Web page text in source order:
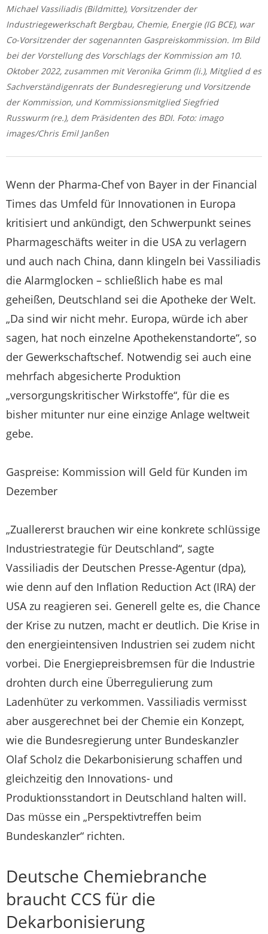
Michael Vassiliadis (Bildmitte), Vorsitzender der
Industriegewerkschaft Bergbau, Chemie, Energie (IG BCE), war
Co-Vorsitzender der sogenannten Gaspreiskommission. Im Bild
bei der Vorstellung des Vorschlags der Kommission am 10.
Oktober 2022, zusammen mit Veronika Grimm (li.), Mitglied d es
Sachverständigenrats der Bundesregierung und Vorsitzende
der Kommission, und Kommissionsmitglied Siegfried
Russwurm (re.), dem Präsidenten des BDI. Foto: imago
images/Chris Emil Janßen
Wenn der Pharma-Chef von Bayer in der Financial
Times das Umfeld für Innovationen in Europa
kritisiert und ankündigt, den Schwerpunkt seines
Pharmageschäfts weiter in die USA zu verlagern
und auch nach China, dann klingeln bei Vassiliadis
die Alarmglocken – schließlich habe es mal
geheißen, Deutschland sei die Apotheke der Welt.
„Da sind wir nicht mehr. Europa, würde ich aber
sagen, hat noch einzelne Apothekenstandorte“, so
der Gewerkschaftschef. Notwendig sei auch eine
mehrfach abgesicherte Produktion
„versorgungskritischer Wirkstoffe“, für die es
bisher mitunter nur eine einzige Anlage weltweit
gebe.
Gaspreise: Kommission will Geld für Kunden im
Dezember
„Zuallererst brauchen wir eine konkrete schlüssige
Industriestrategie für Deutschland“, sagte
Vassiliadis der Deutschen Presse-Agentur (dpa),
wie denn auf den Inflation Reduction Act (IRA) der
USA zu reagieren sei. Generell gelte es, die Chance
der Krise zu nutzen, macht er deutlich. Die Krise in
den energieintensiven Industrien sei zudem nicht
vorbei. Die Energiepreisbremsen für die Industrie
drohten durch eine Überregulierung zum
Ladenhüter zu verkommen. Vassiliadis vermisst
aber ausgerechnet bei der Chemie ein Konzept,
wie die Bundesregierung unter Bundeskanzler
Olaf Scholz die Dekarbonisierung schaffen und
gleichzeitig den Innovations- und
Produktionsstandort in Deutschland halten will.
Das müsse ein „Perspektivtreffen beim
Bundeskanzler“ richten.
Deutsche Chemiebranche
braucht CCS für die
Dekarbonisierung